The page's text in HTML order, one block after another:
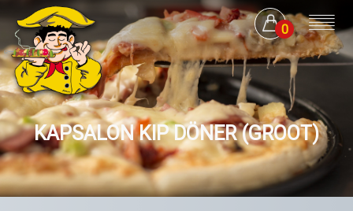
0
KAPSALON KIP DÖNER (GROOT)